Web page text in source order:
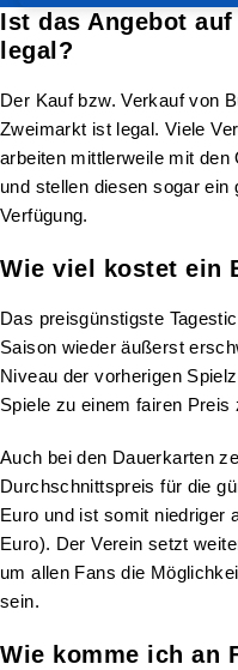
Ist das Angebot
legal?
Der Kauf bzw. Verkauf von
Zweimarkt ist legal. Viele
arbeiten mittlerweile mit
und stellen diesen sogar
Verfügung.
Wie viel kostet ein
Das preisgünstigste
Saison wieder äußerst
Niveau der vorherigen
Spiele zu einem fairen Preis
Auch bei den Dauerkarten
Durchschnittspreis für die
Euro und ist somit niedriger
Euro). Der Verein setzt
um allen Fans die
sein.
Wie komme ich an